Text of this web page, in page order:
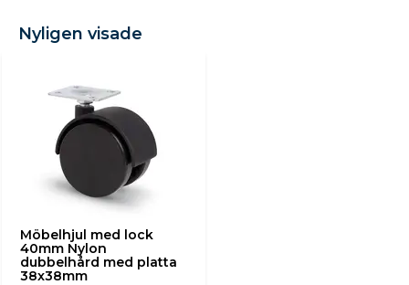
Nyligen visade
Möbelhjul med lock
40mm Nylon
dubbelhård med platta
38x38mm